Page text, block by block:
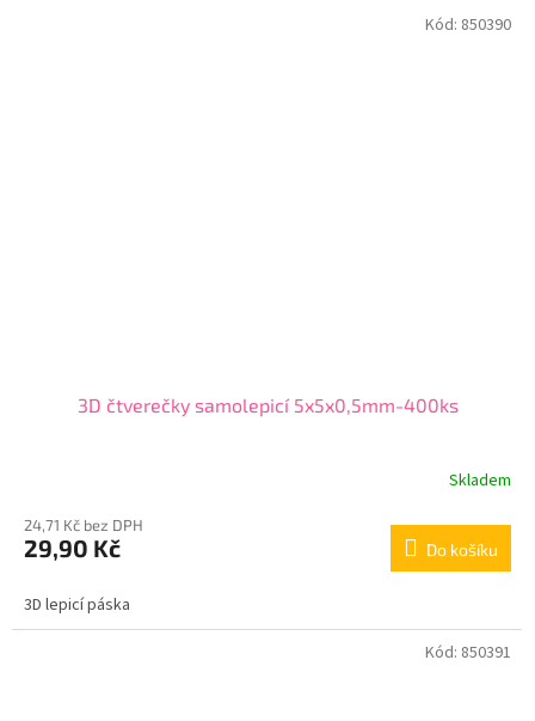
3D čtverečky samolepicí 5x5x0,5mm-400ks
Skladem
24,71 Kč bez DPH
29,90 Kč Do košíku
3D lepicí páska
Kód: 850390
Kód: 850391